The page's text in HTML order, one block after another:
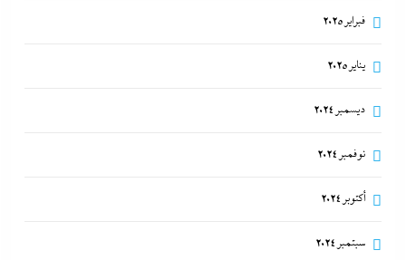
فبراير 2025
يناير 2025
ديسمبر 2024
نوفمبر 2024
أكتوبر 2024
سبتمبر 2024